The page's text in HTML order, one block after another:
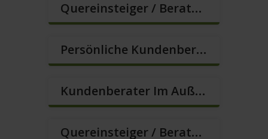
Quereinsteiger / Berater Im Vertrieb, Keine Zeitarbeit! (m/w/d)
Persönliche Kundenberater Im Außendienst (m/w/d)
Kundenberater Im Außendienst – Lokalvertrieb (m/w/d)
Quereinsteiger / Berater Im Vertrieb – Ab Sofort (m/w/d)